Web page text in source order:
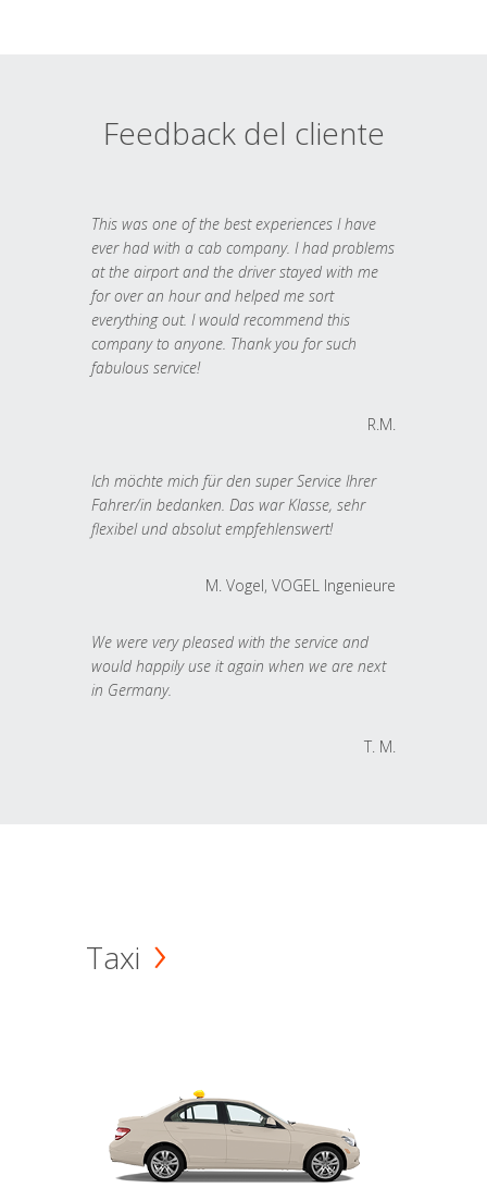
Feedback del cliente
This was one of the best experiences I have
ever had with a cab company. I had problems
at the airport and the driver stayed with me
for over an hour and helped me sort
everything out. I would recommend this
company to anyone. Thank you for such
fabulous service!
R.M.
Ich möchte mich für den super Service Ihrer
Fahrer/in bedanken. Das war Klasse, sehr
flexibel und absolut empfehlenswert!
M. Vogel, VOGEL Ingenieure
We were very pleased with the service and
would happily use it again when we are next
in Germany.
T. M.
Taxi